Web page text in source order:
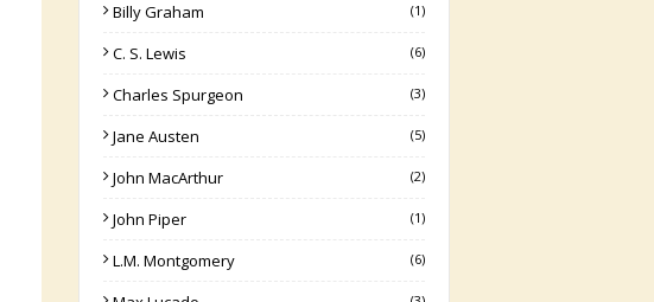
Billy Graham (1)
C. S. Lewis (6)
Charles Spurgeon (3)
Jane Austen (5)
John MacArthur (2)
John Piper (1)
L.M. Montgomery (6)